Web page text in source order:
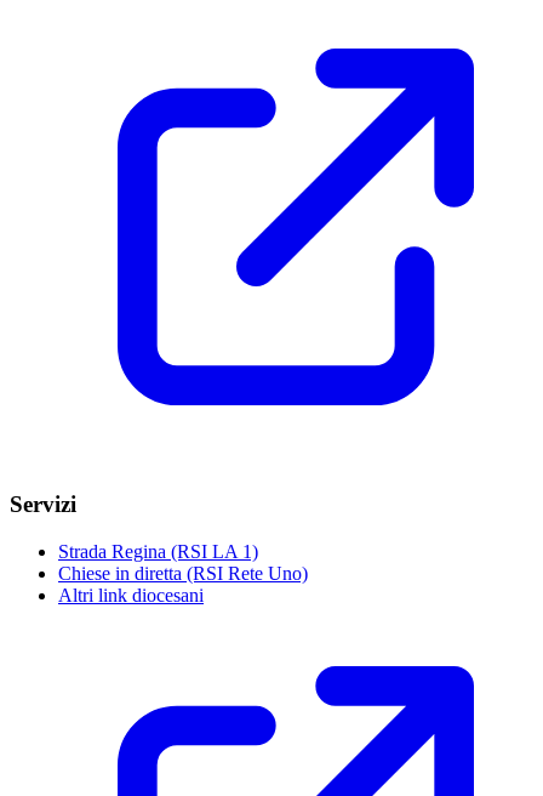
Servizi
Strada Regina (RSI LA 1)
Chiese in diretta (RSI Rete Uno)
Altri link diocesani